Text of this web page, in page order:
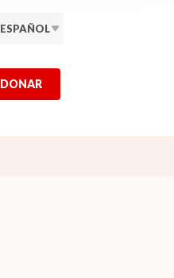
ESPAÑOL
DONAR